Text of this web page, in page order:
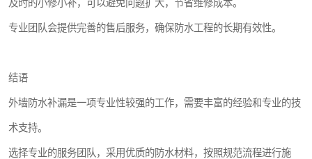
及时的小修小补，可以避免问题扩大，节省维修成本。
专业团队会提供完善的售后服务，确保防水工程的长期有效性。
结语
外墙防水补漏是一项专业性较强的工作，需要丰富的经验和专业的技
术支持。
选择专业的服务团队，采用优质的防水材料，按照规范流程进行施